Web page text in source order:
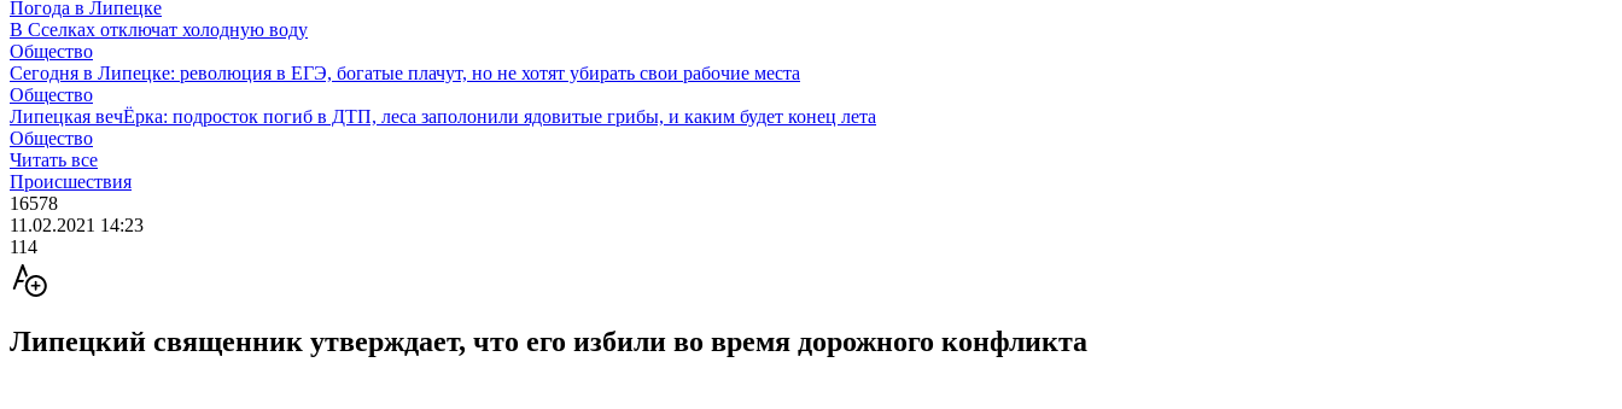
Погода в Липецке
В Сселках отключат холодную воду
Общество
Сегодня в Липецке: революция в ЕГЭ, богатые плачут, но не хотят убирать свои рабочие места
Общество
Липецкая вечЁрка: подросток погиб в ДТП, леса заполонили ядовитые грибы, и каким будет конец лета
Общество
Читать все
Происшествия
16578
11.02.2021 14:23
114
Липецкий священник утверждает, что его избили во время дорожного конфликта